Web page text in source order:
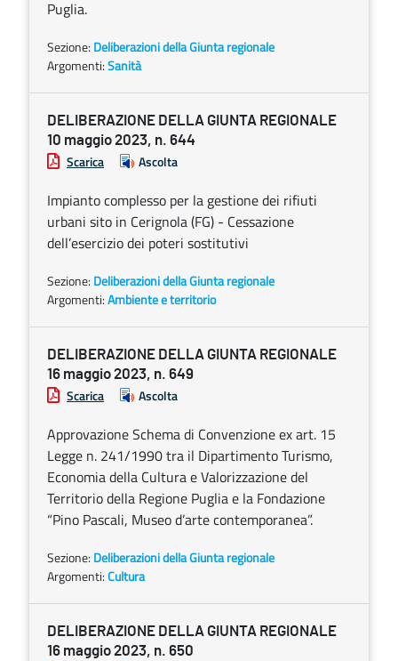
Puglia.
Sezione: Deliberazioni della Giunta regionale
Argomenti:Sanità
DELIBERAZIONE DELLA GIUNTA REGIONALE
10 maggio 2023, n. 644
Scarica Ascolta
Impianto complesso per la gestione dei rifiuti
urbani sito in Cerignola (FG) - Cessazione
dell’esercizio dei poteri sostitutivi
Sezione: Deliberazioni della Giunta regionale
Argomenti:Ambiente e territorio
DELIBERAZIONE DELLA GIUNTA REGIONALE
16 maggio 2023, n. 649
Scarica Ascolta
Approvazione Schema di Convenzione ex art. 15
Legge n. 241/1990 tra il Dipartimento Turismo,
Economia della Cultura e Valorizzazione del
Territorio della Regione Puglia e la Fondazione
“Pino Pascali, Museo d’arte contemporanea”.
Sezione: Deliberazioni della Giunta regionale
Argomenti:Cultura
DELIBERAZIONE DELLA GIUNTA REGIONALE
16 maggio 2023, n. 650